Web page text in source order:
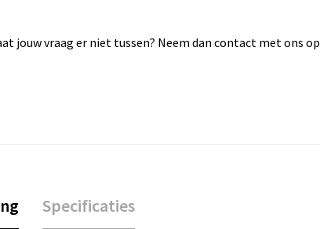
jouw vraag er niet tussen? Neem dan contact met ons op
Specificaties